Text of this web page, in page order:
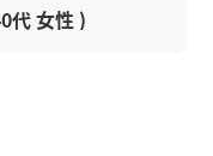
代 女性 )